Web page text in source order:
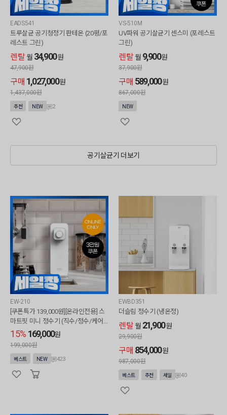
EADS541
트루살균 공기청정기 판테온 (20평/포
레스트 그린)
렌탈 월 34,900원
47,900원
구매 1,027,000원
1,437,000원
추천 NEW 2
VS-510M
UV파워 공기살균기 센스미 (포레스트
그린)
렌탈 월 9,900원
37,900원
구매 589,000원
867,000원
NEW
공기살균기 더보기
EW-210
[쿠폰특가 139,000원][온라인전용] 스
마트핏 미니 정수기 (직수/정수/케어
십미포함)
15% 169,000원
199,000원
베스트 NEW 423
EWBD351
더슬림 정수기 (냉온정)
렌탈 월 21,900원
29,900원
구매 854,000원
987,000원
베스트 추천 세일 40